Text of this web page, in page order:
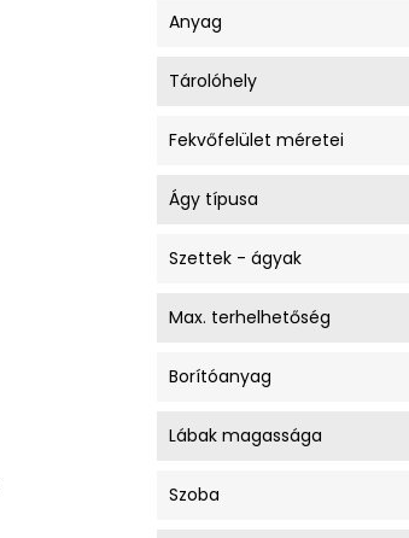
Anyag
Tárolóhely
Fekvőfelület méretei
Ágy típusa
Szettek - ágyak
Max. terhelhetőség
Borítóanyag
Lábak magassága
Szoba